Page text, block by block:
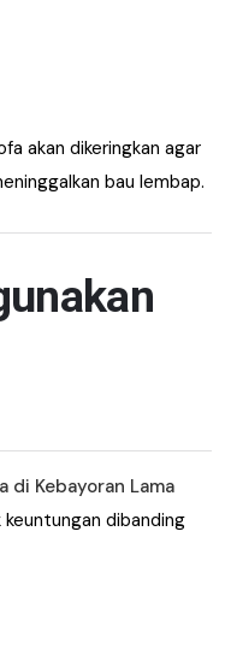
akan dikeringkan agar
bau lembap.
di Kebayoran Lama
dibanding